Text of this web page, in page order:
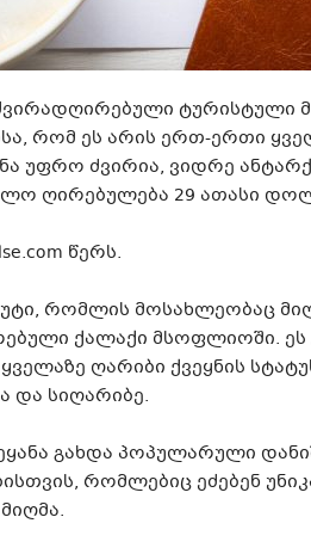
ტურისტული
რომ ეს არის ერთ-ერთი
უფრო ძვირია, ვიდრე
ღირებულება 29 ათასი
წერს.
რომლის მოსახლეობაც
ქალაქი მსოფლიოში. ეს
ღარიბი ქვეყნის
და სიღარიბე.
გახდა პოპულარული
რომლებიც ეძებენ